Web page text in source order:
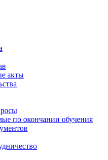
акты
по окончании обучения